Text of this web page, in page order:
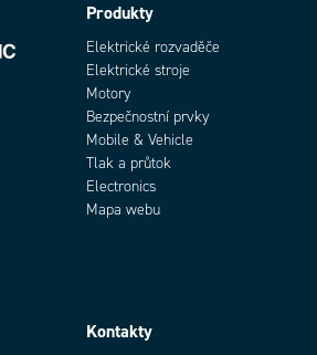
Produkty
Elektrické rozvaděče
Elektrické stroje
Motory
Bezpečnostní prvky
Mobile & Vehicle
Tlak a průtok
Electronics
Mapa webu
Kontakty